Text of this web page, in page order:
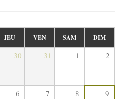
JEU VEN SAM DIM
30 31 1 2
6 7 8 9